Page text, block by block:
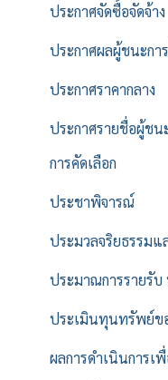
ประกาศจัดซื้อจัดจ้าง
ประกาศผลผู้ชนะกา
ประกาศราคากลาง
ประกาศรายชื่อผู้ชน
การคัดเลือก
ประชาพิจารณ์
ประมวลจริยธรรมแ
ประมาณการรายรั
ประเมินทุนทรัพย์ข
ผลการดำเนินการเ